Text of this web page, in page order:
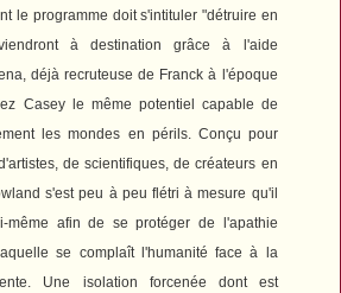
le programme doit s'intituler "détruire en
à destination grâce à l'aide
déjà recruteuse de Franck à l'époque
Casey le même potentiel capable de
les mondes en périls. Conçu pour
de scientifiques, de créateurs en
s'est peu à peu flétri à mesure qu'il
même afin de se protéger de l'apathie
se complaît l'humanité face à la
Une isolation forcenée dont est